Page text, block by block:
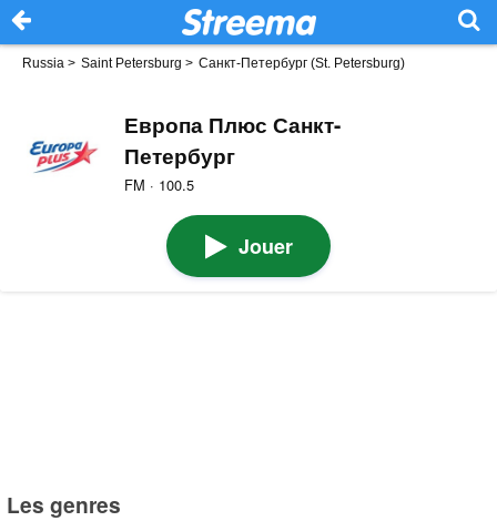
Russia > Saint Petersburg > Санкт-Петербург (St. Petersburg)
Европа Плюс Санкт-
Петербург
FM · 100.5
Jouer
Les genres